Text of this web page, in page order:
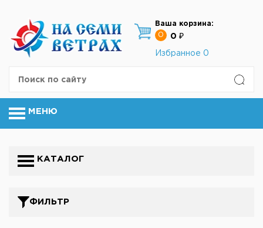
Ваша корзина:
0
0 ₽
Избранное 0
МЕНЮ
КАТАЛОГ
ФИЛЬТР